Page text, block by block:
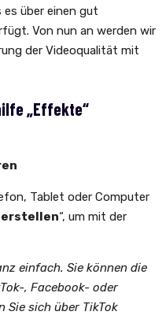
über einen gut
Von nun an werden wir
der Videoqualität mit
„Effekte“
Tablet oder Computer
erstellen“, um mit der
einfach. Sie können die
, Facebook- oder
Sie sich über TikTok